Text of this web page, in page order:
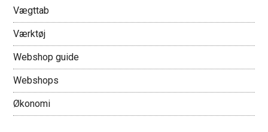
Vægttab
Værktøj
Webshop guide
Webshops
Økonomi